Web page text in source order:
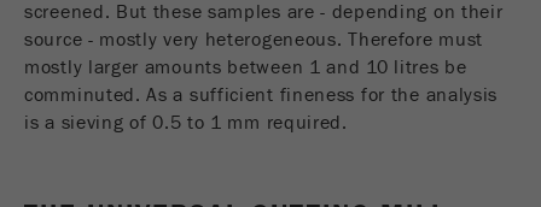
Este cookie é o cookie de recurso do visitante.
Ele contém todos os recursos do visitante
Informações da visita atual, também
informações passadas por meio de parâmetros
de acompanhamento de campanhas. Esse
screened. But these samples are - depending on their
source - mostly very heterogeneous. Therefore must
mostly larger amounts between 1 and 10 litres be
comminuted. As a sufficient fineness for the analysis
is a sieving of 0.5 to 1 mm required.